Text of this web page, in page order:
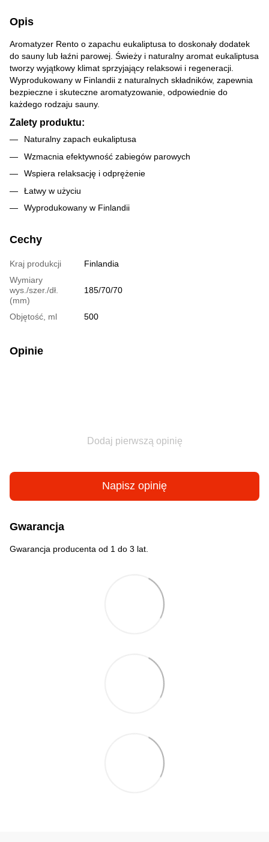
Opis
Aromatyzer Rento o zapachu eukaliptusa to doskonały dodatek
do sauny lub łaźni parowej. Świeży i naturalny aromat eukaliptusa
tworzy wyjątkowy klimat sprzyjający relaksowi i regeneracji.
Wyprodukowany w Finlandii z naturalnych składników, zapewnia
bezpieczne i skuteczne aromatyzowanie, odpowiednie do
każdego rodzaju sauny.
Zalety produktu:
Naturalny zapach eukaliptusa
Wzmacnia efektywność zabiegów parowych
Wspiera relaksację i odprężenie
Łatwy w użyciu
Wyprodukowany w Finlandii
Cechy
Kraj produkcji
Finlandia
Wymiary
wys./szer./dł.
(mm)
185/70/70
Objętość, ml 500
Opinie
Dodaj pierwszą opinię
Napisz opinię
Gwarancja
Gwarancja producenta od 1 do 3 lat.